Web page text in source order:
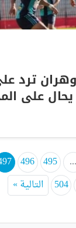
وهران ترد
يحال على
...
495
496
504 التالية »